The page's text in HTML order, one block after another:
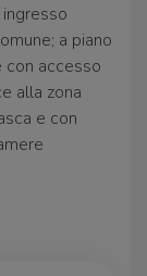
a piano
con accesso
alla zona
e con